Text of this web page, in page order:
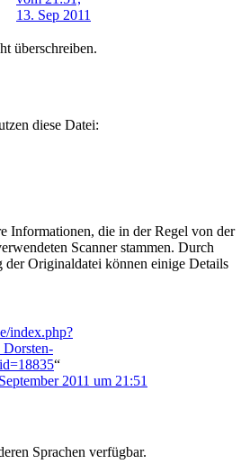
überschreiben.
diese Datei:
Informationen, die in der Regel von der
Scanner stammen. Durch
der Originaldatei können einige Details
index.php?
“
2011 um 21:51
Sprachen verfügbar.